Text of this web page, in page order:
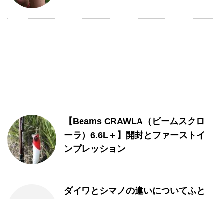
【Beams CRAWLA（ビームスクロ
ーラ）6.6L＋】開封とファーストイ
ンプレッション
ダイワとシマノの違いについてふと